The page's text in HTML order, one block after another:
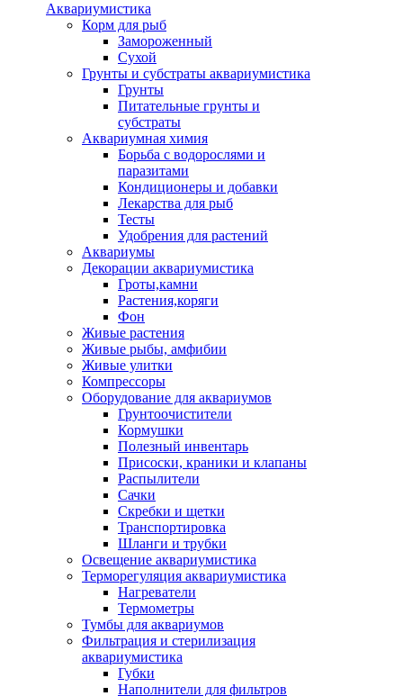
Аквариумистика
Корм для рыб
Замороженный
Сухой
Грунты и субстраты аквариумистика
Грунты
Питательные грунты и
субстраты
Аквариумная химия
Борьба с водорослями и
паразитами
Кондиционеры и добавки
Лекарства для рыб
Тесты
Удобрения для растений
Аквариумы
Декорации аквариумистика
Гроты,камни
Растения,коряги
Фон
Живые растения
Живые рыбы, амфибии
Живые улитки
Компрессоры
Оборудование для аквариумов
Грунтоочистители
Кормушки
Полезный инвентарь
Присоски, краники и клапаны
Распылители
Сачки
Скребки и щетки
Транспортировка
Шланги и трубки
Освещение аквариумистика
Терморегуляция аквариумистика
Нагреватели
Термометры
Тумбы для аквариумов
Фильтрация и стерилизация
аквариумистика
Губки
Наполнители для фильтров